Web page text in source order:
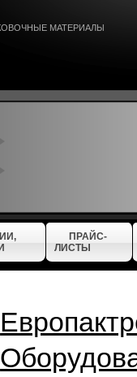
МАТЕРИАЛЫ
ПРАЙС-
ЛИСТЫ